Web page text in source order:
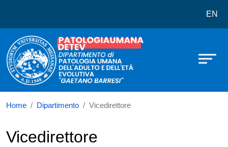
Dipartimento di Patologia Umana
EN
Home Dipartimento Vicedirettore
Vicedirettore